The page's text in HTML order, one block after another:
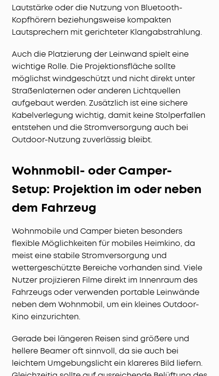
Lautstärke oder die Nutzung von Bluetooth-
Kopfhörern beziehungsweise kompakten
Lautsprechern mit gerichteter Klangabstrahlung.
Auch die Platzierung der Leinwand spielt eine
wichtige Rolle. Die Projektionsfläche sollte
möglichst windgeschützt und nicht direkt unter
Straßenlaternen oder anderen Lichtquellen
aufgebaut werden. Zusätzlich ist eine sichere
Kabelverlegung wichtig, damit keine Stolperfallen
entstehen und die Stromversorgung auch bei
Outdoor-Nutzung zuverlässig bleibt.
Wohnmobil- oder Camper-
Setup: Projektion im oder neben
dem Fahrzeug
Wohnmobile und Camper bieten besonders
flexible Möglichkeiten für mobiles Heimkino, da
meist eine stabile Stromversorgung und
wettergeschützte Bereiche vorhanden sind. Viele
Nutzer projizieren Filme direkt im Innenraum des
Fahrzeugs oder verwenden portable Leinwände
neben dem Wohnmobil, um ein kleines Outdoor-
Kino einzurichten.
Gerade bei längeren Reisen sind größere und
hellere Beamer oft sinnvoll, da sie auch bei
leichtem Umgebungslicht ein klareres Bild liefern.